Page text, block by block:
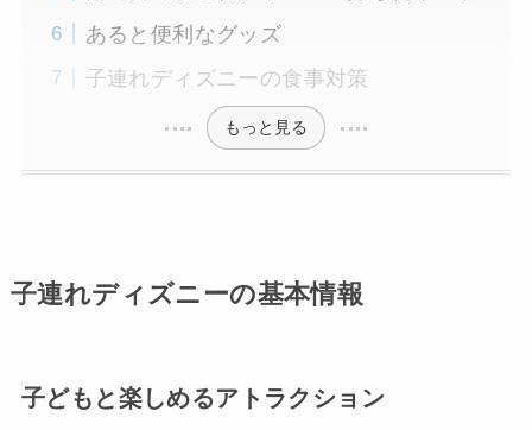
あると便利なグッズ
子連れディズニーの食事対策
もっと見る
子連れディズニーの基本情報
子どもと楽しめるアトラクション